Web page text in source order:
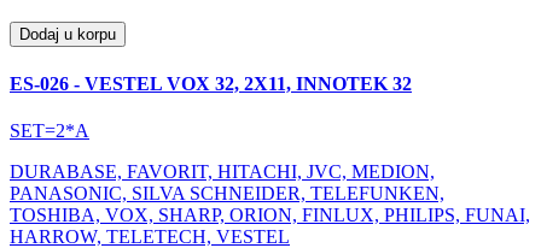
Dodaj u korpu
ES-026 - VESTEL VOX 32, 2X11, INNOTEK 32
SET=2*A
DURABASE, FAVORIT, HITACHI, JVC, MEDION,
PANASONIC, SILVA SCHNEIDER, TELEFUNKEN,
TOSHIBA, VOX, SHARP, ORION, FINLUX, PHILIPS, FUNAI,
HARROW, TELETECH, VESTEL